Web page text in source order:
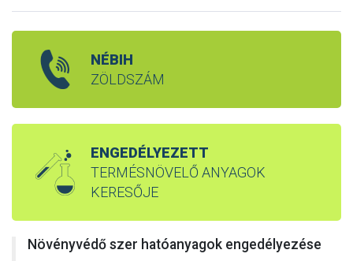
NÉBIH
ZÖLDSZÁM
ENGEDÉLYEZETT
TERMÉSNÖVELŐ ANYAGOK
KERESŐJE
Növényvédő szer hatóanyagok engedélyezése